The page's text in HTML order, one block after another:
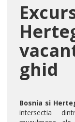
ghid
Bosnia si
intersectia